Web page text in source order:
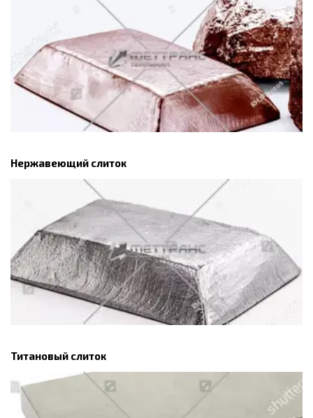
Нержавеющий слиток
Титановый слиток